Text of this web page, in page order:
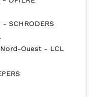
- SCHRODERS
Ouest - LCL